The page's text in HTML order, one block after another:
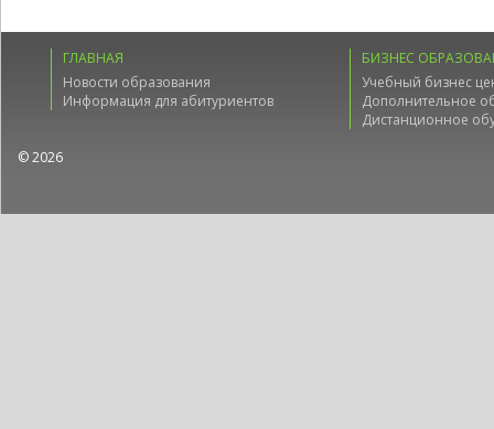
ГЛАВНАЯ
Новости образования
Информация для абитуриентов
БИЗНЕС
Учебный бизнес
Дополнительное
Дистанционное
© 2026